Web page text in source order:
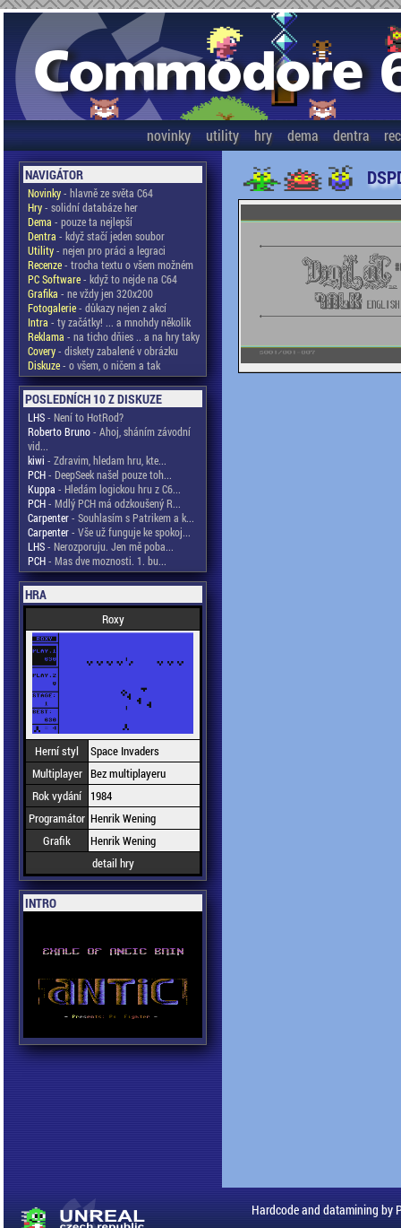
novinky utility hry dema dentra
NAVIGÁTOR
Novinky- hlavně ze světa C64
Hry- solidní databáze her
Dema - pouze ta nejlepší
Dentra - když stačí jeden soubor
Utility- nejen pro práci a legraci
Recenze- trocha textu o všem možném
PC Software- když to nejde na C64
Grafika - ne vždy jen 320x200
Fotogalerie- důkazy nejen z akcí
Intra - ty začátky! ... a mnohdy několik
Reklama - na ticho dňies .. a na hry taky
Covery- diskety zabalené v obrázku
Diskuze- o všem, o ničem a tak
POSLEDNÍCH 10 Z DISKUZE
LHS- Není to HotRod?
Roberto Bruno- Ahoj, sháním závodní
vid...
kiwi - Zdravim, hledam hru, kte...
PCH- DeepSeek našel pouze toh...
Kuppa - Hledám logickou hru z C6...
PCH- Mdlý PCH má odzkoušený R...
Carpenter- Souhlasím s Patrikem a k...
Carpenter- Vše už funguje ke spokoj...
LHS- Nerozporuju. Jen mě poba...
PCH- Mas dve moznosti. 1. bu...
HRA
Roxy
Herní styl
Space Invaders
Multiplayer Bez multiplayeru
Rok vydání
1984
Programátor Henrik Wening
Grafik
Henrik Wening
detail hry
INTRO
Hardcode and datamining by